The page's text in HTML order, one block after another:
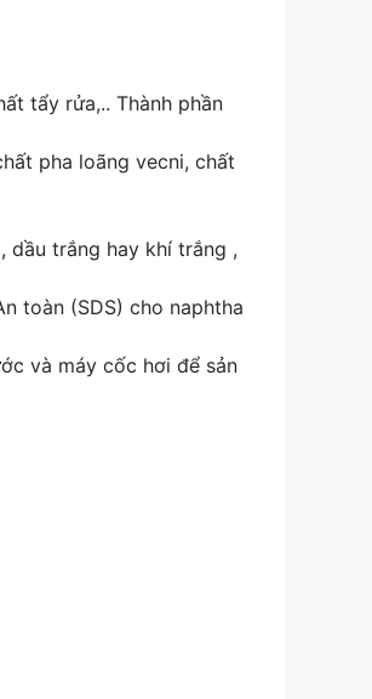
tẩy rửa,.. Thành phần
pha loãng vecni, chất
dầu trắng hay khí trắng ,
toàn (SDS) cho naphtha
và máy cốc hơi để sản